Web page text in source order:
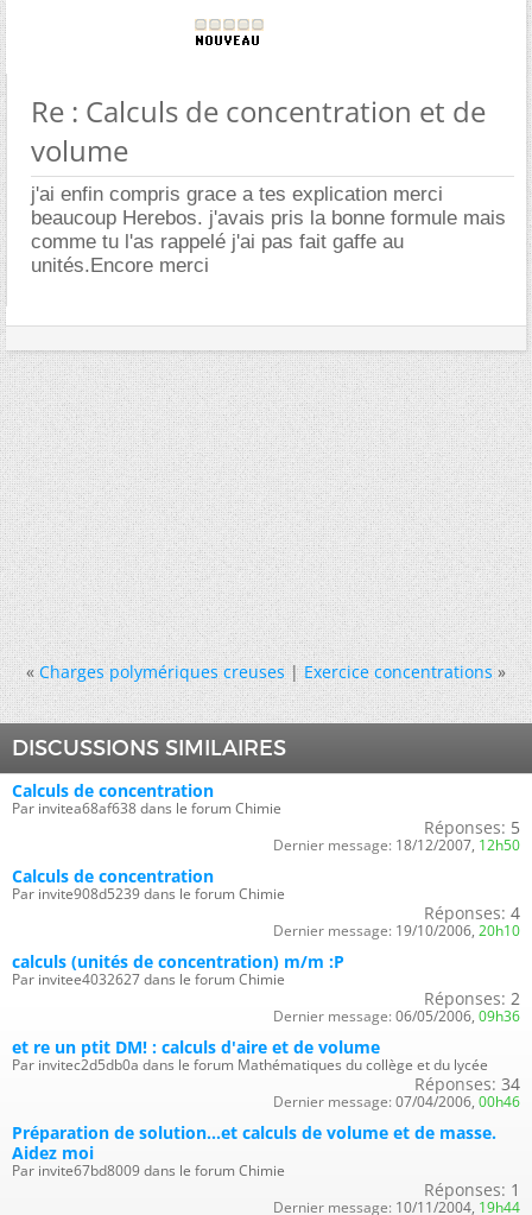
Re : Calculs de concentration et de
volume
j'ai enfin compris grace a tes explication merci
beaucoup Herebos. j'avais pris la bonne formule mais
comme tu l'as rappelé j'ai pas fait gaffe au
unités.Encore merci
« Charges polymériques creuses|Exercice concentrations »
DISCUSSIONS SIMILAIRES
Calculs de concentration
Par invitea68af638 dans le forum Chimie
Réponses: 5
Dernier message: 18/12/2007, 12h50
Calculs de concentration
Par invite908d5239 dans le forum Chimie
Réponses: 4
Dernier message: 19/10/2006, 20h10
calculs (unités de concentration) m/m :P
Par invitee4032627 dans le forum Chimie
Réponses: 2
Dernier message: 06/05/2006, 09h36
et re un ptit DM! : calculs d'aire et de volume
Par invitec2d5db0a dans le forum Mathématiques du collège et du lycée
Réponses: 34
Dernier message: 07/04/2006, 00h46
Préparation de solution...et calculs de volume et de masse.
Aidez moi
Par invite67bd8009 dans le forum Chimie
Réponses: 1
Dernier message: 10/11/2004, 19h44